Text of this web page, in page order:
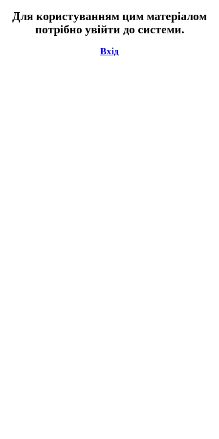
Для користуванням цим матеріалом
потрібно увійти до системи.
Вхід